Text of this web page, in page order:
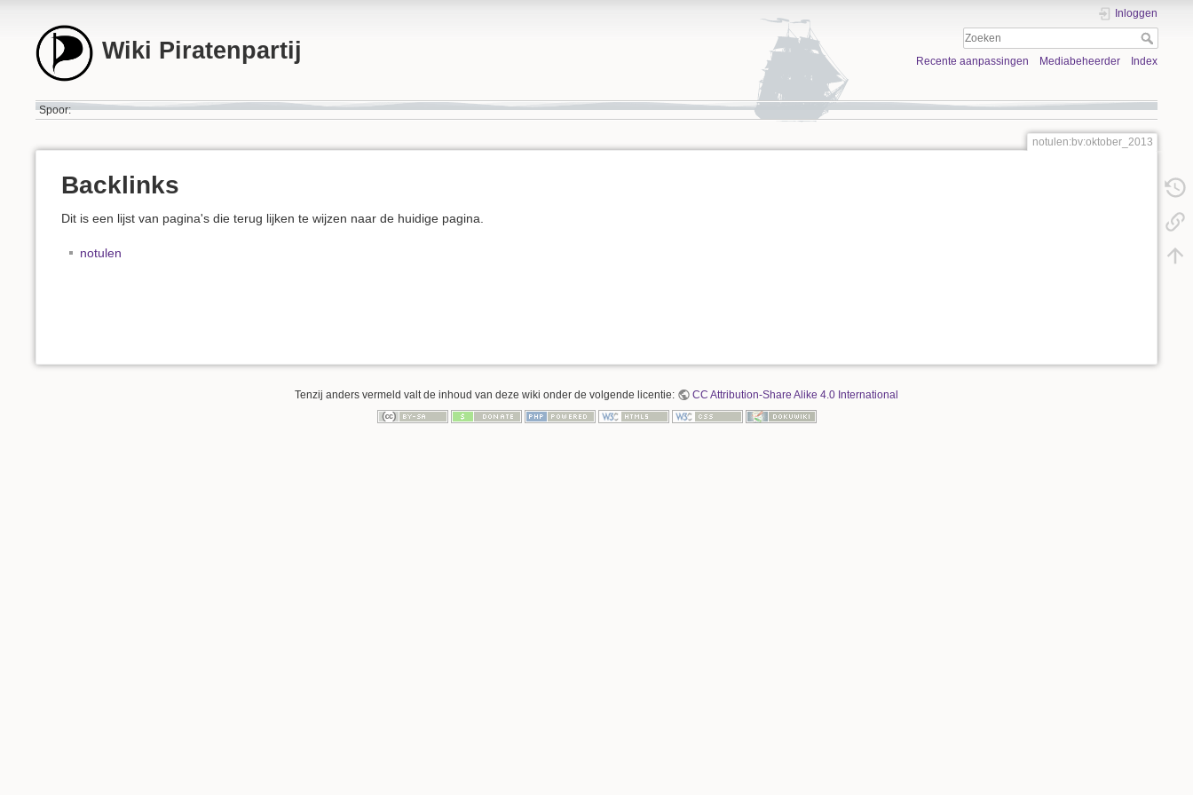
Wiki Piratenpartij
Inloggen
Recente aanpassingen Mediabeheerder Index
Spoor:
notulen:bv:oktober_2013
Backlinks
Dit is een lijst van pagina's die terug lijken te wijzen naar de huidige pagina.
notulen
Tenzij anders vermeld valt de inhoud van deze wiki onder de volgende licentie: CC Attribution-Share Alike 4.0 International